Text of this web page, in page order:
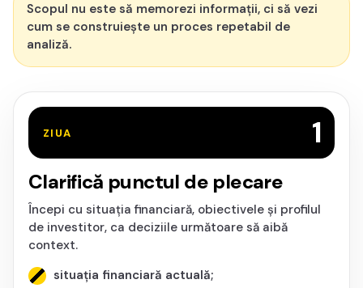
Scopul nu este să memorezi informații, ci să vezi
cum se construiește un proces repetabil de
analiză.
ZIUA 1
Clarifică punctul de plecare
Începi cu situația financiară, obiectivele și profilul
de investitor, ca deciziile următoare să aibă
context.
situația financiară actuală;